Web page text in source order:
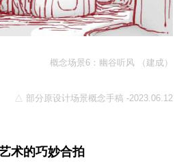
概念场景6：幽谷听风 （建成）
△ 部分原设计场景概念手稿 -2023.06.12
术的巧妙合拍